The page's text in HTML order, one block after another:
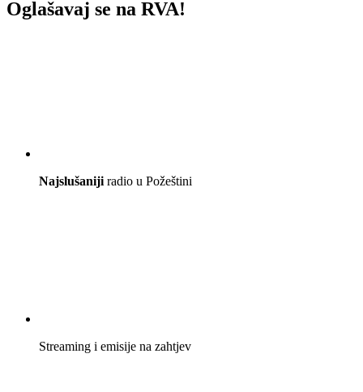
Oglašavaj se na RVA!
Najslušaniji radio u Požeštini
Streaming i emisije na zahtjev